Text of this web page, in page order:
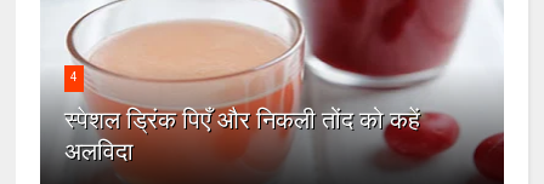
4
स्पेशल ड्रिंक पिएँ और निकली तोंद को कहें
अलविदा